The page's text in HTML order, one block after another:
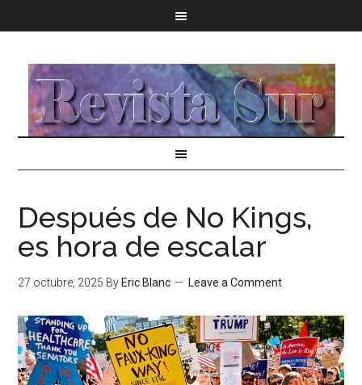
Después de No Kings,
es hora de escalar
27 octubre, 2025 By Eric Blanc Leave a Comment